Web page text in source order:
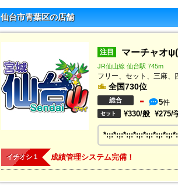
仙台市青葉区の店舗
注目 マーチャオ
JR仙山線 仙台駅 745m
フリー、セット、三麻、
全国730位
総合 - 5件
セット ¥330/般 ¥275/
イチオシ 1 成績管理システム完備！